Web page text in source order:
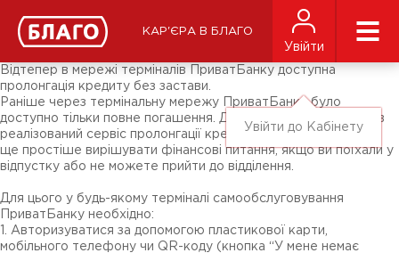
КАР'ЄРА В БЛАГО
Увійти
Увійти до Кабінету
ЗМІ про нас
Підписники соц-мереж
Ярмарки
Відтепер в мережі терміналів ПриватБанку доступна
пролонгація кредиту без застави.
Раніше через термінальну мережу ПриватБанку було
доступно тільки повне погашення. Для зручності клієнтів був
реалізований сервіс пролонгації кредиту без застави. Стало
ще простіше вирішувати фінансові питання, якщо ви поїхали у
відпустку або не можете прийти до відділення.
Для цього у будь-якому терміналі самообслуговування
ПриватБанку необхідно:
1. Авторизуватися за допомогою пластикової карти,
мобільного телефону чи QR-коду (кнопка “У мене немає